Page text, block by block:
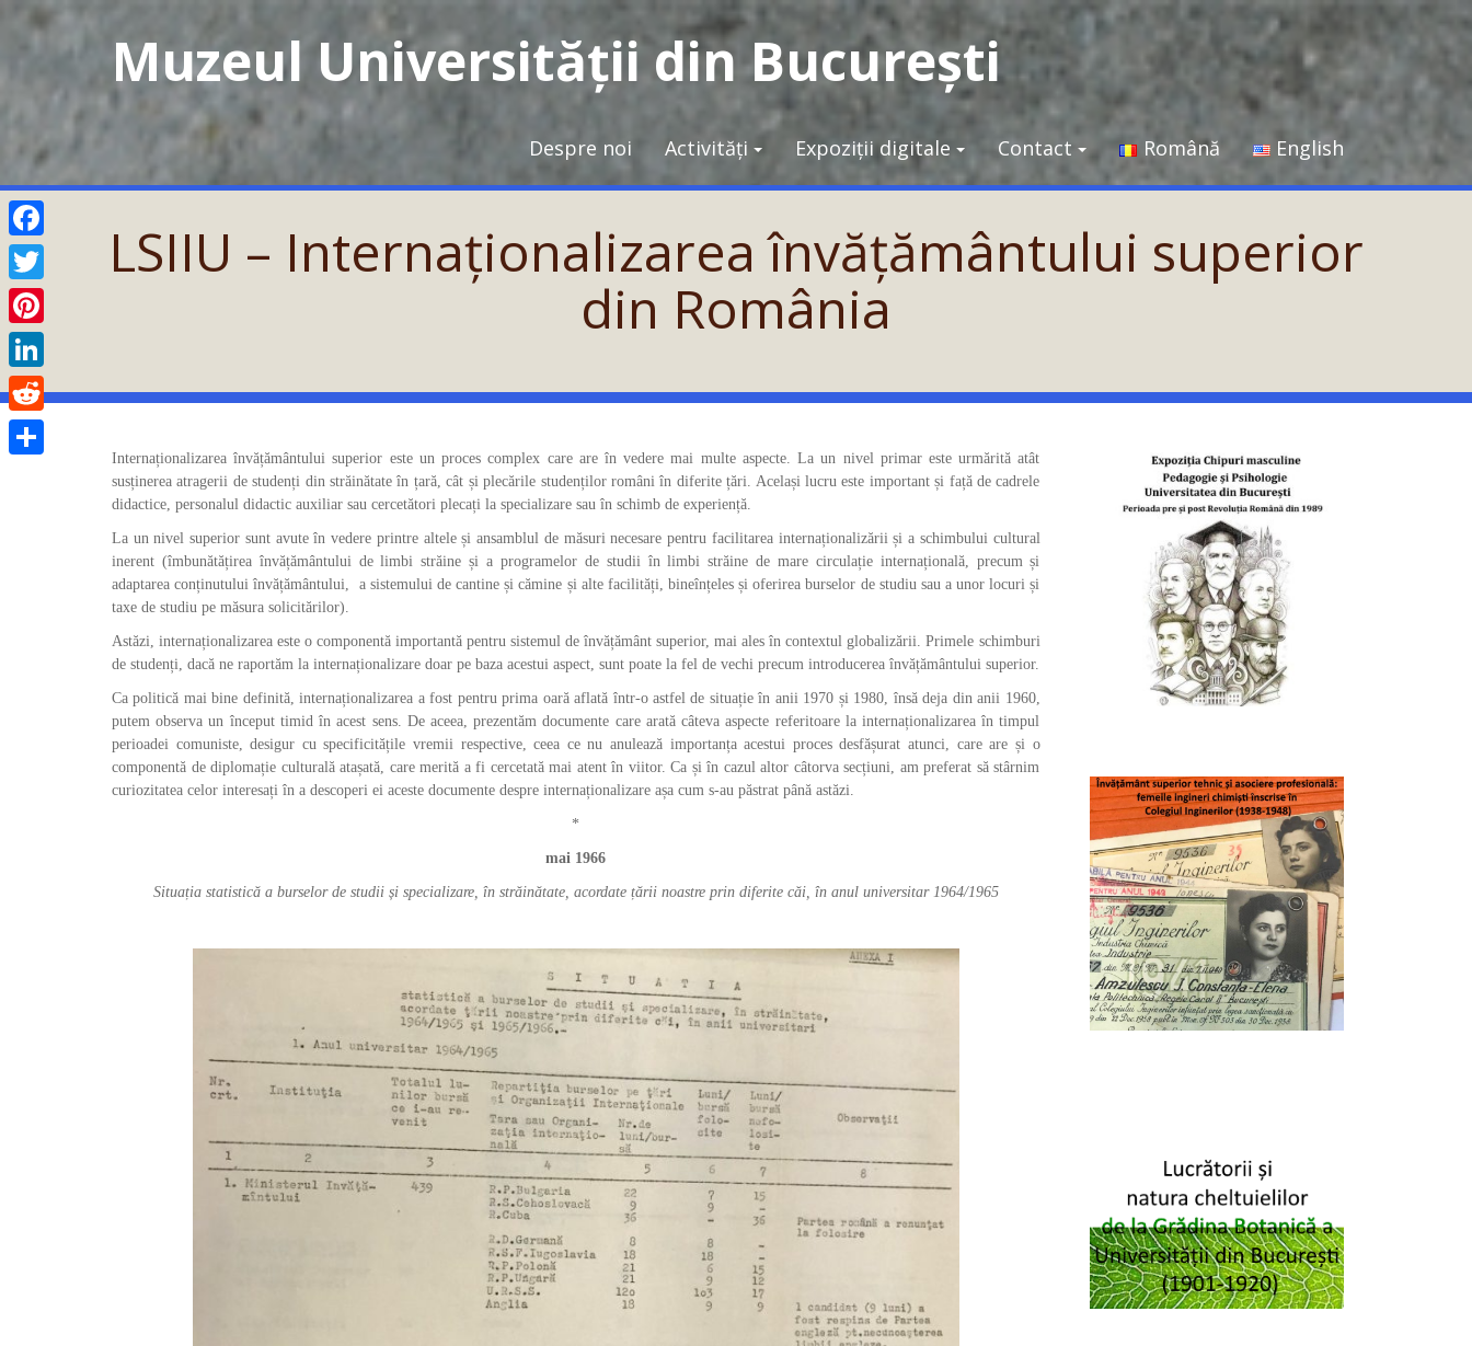
Muzeul Universității din București
Despre noi Activități Expoziții digitale Contact Română English
LSIIU – Internaționalizarea învățământului superior
din România
Internaționalizarea învățământului superior este un proces complex care are în vedere mai multe aspecte. La un nivel primar este urmărită atât
susținerea atragerii de studenți din străinătate în țară, cât și plecările studenților români în diferite țări. Același lucru este important și față de cadrele
didactice, personalul didactic auxiliar sau cercetători plecați la specializare sau în schimb de experiență.
La un nivel superior sunt avute în vedere printre altele și ansamblul de măsuri necesare pentru facilitarea internaționalizării și a schimbului cultural
inerent (îmbunătățirea învățământului de limbi străine și a programelor de studii în limbi străine de mare circulație internațională, precum și
adaptarea conținutului învățământului, a sistemului de cantine și cămine și alte facilități, bineînțeles și oferirea burselor de studiu sau a unor locuri și
taxe de studiu pe măsura solicitărilor).
Astăzi, internaționalizarea este o componentă importantă pentru sistemul de învățământ superior, mai ales în contextul globalizării. Primele schimburi
de studenți, dacă ne raportăm la internaționalizare doar pe baza acestui aspect, sunt poate la fel de vechi precum introducerea învățământului superior.
Ca politică mai bine definită, internaționalizarea a fost pentru prima oară aflată într-o astfel de situație în anii 1970 și 1980, însă deja din anii 1960,
putem observa un început timid în acest sens. De aceea, prezentăm documente care arată câteva aspecte referitoare la internaționalizarea în timpul
perioadei comuniste, desigur cu specificitățile vremii respective, ceea ce nu anulează importanța acestui proces desfășurat atunci, care are și o
componentă de diplomație culturală atașată, care merită a fi cercetată mai atent în viitor. Ca și în cazul altor câtorva secțiuni, am preferat să stârnim
curiozitatea celor interesați în a descoperi ei aceste documente despre internaționalizare așa cum s-au păstrat până astăzi.
*
mai 1966
Situația statistică a burselor de studii și specializare, în străinătate, acordate țării noastre prin diferite căi, în anul universitar 1964/1965
Facebook
Twitter
Pinterest
LinkedIn
Reddit